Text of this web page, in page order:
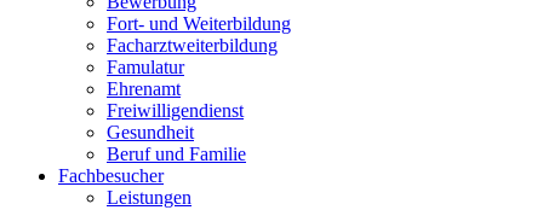
Fort- und Weiterbildung
Facharztweiterbildung
Famulatur
Ehrenamt
Freiwilligendienst
Gesundheit
Beruf und Familie
Fachbesucher
Leistungen